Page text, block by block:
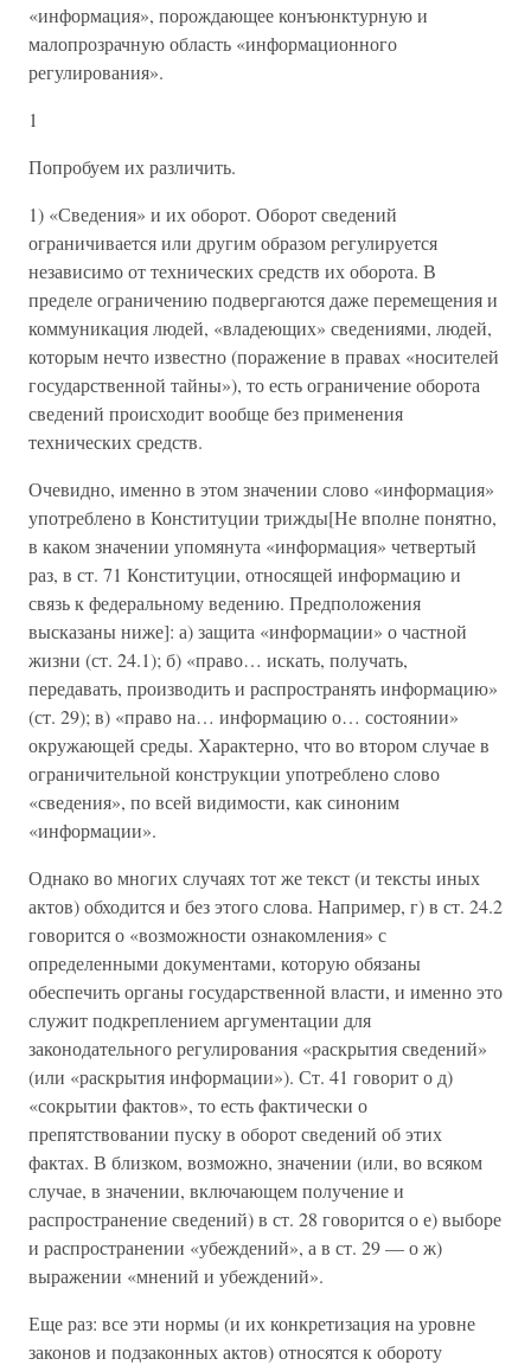
«информация», порождающее конъюнктурную и
малопрозрачную область «информационного
регулирования».
1
Попробуем их различить.
1) «Сведения» и их оборот. Оборот сведений
ограничивается или другим образом регулируется
независимо от технических средств их оборота. В
пределе ограничению подвергаются даже перемещения и
коммуникация людей, «владеющих» сведениями, людей,
которым нечто известно (поражение в правах «носителей
государственной тайны»), то есть ограничение оборота
сведений происходит вообще без применения
технических средств.
Очевидно, именно в этом значении слово «информация»
употреблено в Конституции трижды[Не вполне понятно,
в каком значении упомянута «информация» четвертый
раз, в ст. 71 Конституции, относящей информацию и
связь к федеральному ведению. Предположения
высказаны ниже]: а) защита «информации» о частной
жизни (ст. 24.1); б) «право… искать, получать,
передавать, производить и распространять информацию»
(ст. 29); в) «право на… информацию о… состоянии»
окружающей среды. Характерно, что во втором случае в
ограничительной конструкции употреблено слово
«сведения», по всей видимости, как синоним
«информации».
Однако во многих случаях тот же текст (и тексты иных
актов) обходится и без этого слова. Например, г) в ст. 24.2
говорится о «возможности ознакомления» с
определенными документами, которую обязаны
обеспечить органы государственной власти, и именно это
служит подкреплением аргументации для
законодательного регулирования «раскрытия сведений»
(или «раскрытия информации»). Ст. 41 говорит о д)
«сокрытии фактов», то есть фактически о
препятствовании пуску в оборот сведений об этих
фактах. В близком, возможно, значении (или, во всяком
случае, в значении, включающем получение и
распространение сведений) в ст. 28 говорится о е) выборе
и распространении «убеждений», а в ст. 29 — о ж)
выражении «мнений и убеждений».
Еще раз: все эти нормы (и их конкретизация на уровне
законов и подзаконных актов) относятся к обороту